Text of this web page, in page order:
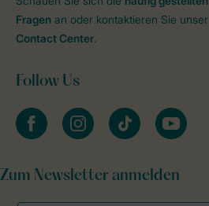
Fragen an oder kontaktieren Sie unser
Contact Center.
Follow Us
facebookinstagramtiktok youtube
Zum Newsletter anmelden